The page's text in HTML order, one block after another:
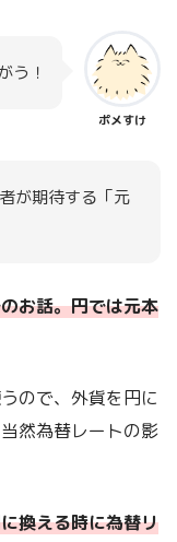
ポメすけ
う！
が期待する「元
お話。円では元本
ので、外貨を円に
然為替レートの影
換える時に為替リ